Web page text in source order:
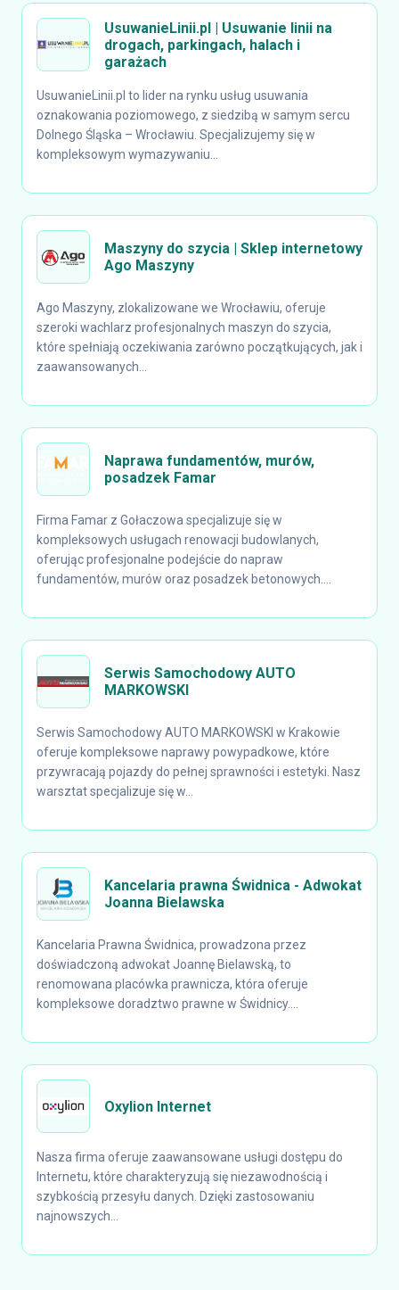
UsuwanieLinii.pl | Usuwanie linii na
drogach, parkingach, halach i
garażach
UsuwanieLinii.pl to lider na rynku usług usuwania
oznakowania poziomowego, z siedzibą w samym sercu
Dolnego Śląska – Wrocławiu. Specjalizujemy się w
kompleksowym wymazywaniu...
Maszyny do szycia | Sklep internetowy
Ago Maszyny
Ago Maszyny, zlokalizowane we Wrocławiu, oferuje
szeroki wachlarz profesjonalnych maszyn do szycia,
które spełniają oczekiwania zarówno początkujących, jak i
zaawansowanych...
Naprawa fundamentów, murów,
posadzek Famar
Firma Famar z Gołaczowa specjalizuje się w
kompleksowych usługach renowacji budowlanych,
oferując profesjonalne podejście do napraw
fundamentów, murów oraz posadzek betonowych....
Serwis Samochodowy AUTO
MARKOWSKI
Serwis Samochodowy AUTO MARKOWSKI w Krakowie
oferuje kompleksowe naprawy powypadkowe, które
przywracają pojazdy do pełnej sprawności i estetyki. Nasz
warsztat specjalizuje się w...
Kancelaria prawna Świdnica - Adwokat
Joanna Bielawska
Kancelaria Prawna Świdnica, prowadzona przez
doświadczoną adwokat Joannę Bielawską, to
renomowana placówka prawnicza, która oferuje
kompleksowe doradztwo prawne w Świdnicy....
Oxylion Internet
Nasza firma oferuje zaawansowane usługi dostępu do
Internetu, które charakteryzują się niezawodnością i
szybkością przesyłu danych. Dzięki zastosowaniu
najnowszych...